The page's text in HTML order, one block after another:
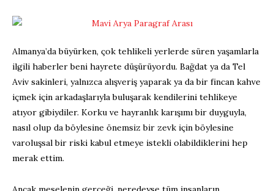
Almanya’da büyürken, çok tehlikeli yerlerde süren yaşamlarla
ilgili haberler beni hayrete düşürüyordu. Bağdat ya da Tel
Aviv sakinleri, yalnızca alışveriş yaparak ya da bir fincan kahve
içmek için arkadaşlarıyla buluşarak kendilerini tehlikeye
atıyor gibiydiler. Korku ve hayranlık karışımı bir duyguyla,
nasıl olup da böylesine önemsiz bir zevk için böylesine
varoluşsal bir riski kabul etmeye istekli olabildiklerini hep
merak ettim.